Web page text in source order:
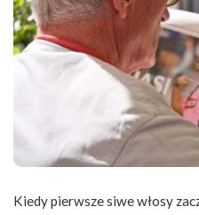
Kiedy pierwsze siwe włosy